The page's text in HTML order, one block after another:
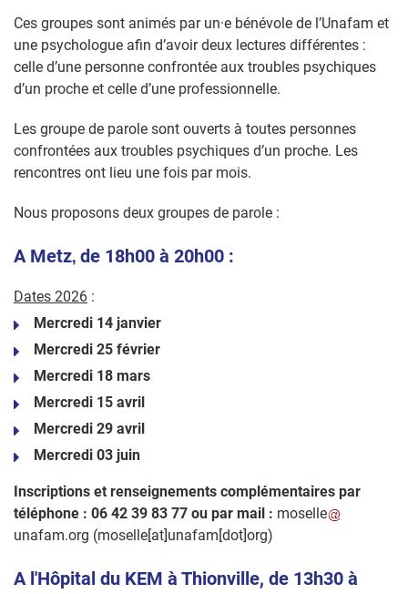
Ces groupes sont animés par un·e bénévole de l’Unafam et
une psychologue afin d’avoir deux lectures différentes :
celle d’une personne confrontée aux troubles psychiques
d’un proche et celle d’une professionnelle.
Les groupe de parole sont ouverts à toutes personnes
confrontées aux troubles psychiques d’un proche. Les
rencontres ont lieu une fois par mois.
Nous proposons deux groupes de parole :
A Metz, de 18h00 à 20h00 :
Dates 2026 :
Mercredi 14 janvier
Mercredi 25 février
Mercredi 18 mars
Mercredi 15 avril
Mercredi 29 avril
Mercredi 03 juin
Inscriptions et renseignements complémentaires par
téléphone : 06 42 39 83 77 ou par mail : moselle
unafam.org (moselle[at]unafam[dot]org)
A l'Hôpital du KEM à Thionville, de 13h30 à